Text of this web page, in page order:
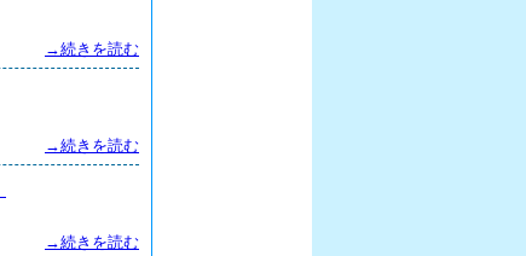
→続きを読む
→続きを読む
→続きを読む